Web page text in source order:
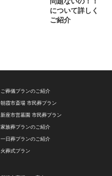
について詳しく
ご紹介
ご葬儀プランのご紹介
朝霞市斎場 市民葬プラン
新座市営墓園 市民葬プラン
家族葬プランのご紹介
一日葬プランのご紹介
火葬式プラン